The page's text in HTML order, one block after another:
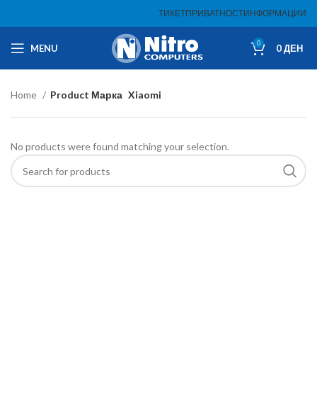
ТИКЕТПРИВАТНОСТИНФОРМАЦИИ
MENU 0 0ДЕН
Home Product Марка Xiaomi
No products were found matching your selection.